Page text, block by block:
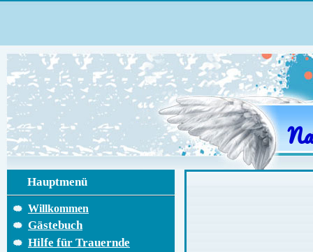
Hauptmenü
Willkommen
Gästebuch
Hilfe für Trauernde